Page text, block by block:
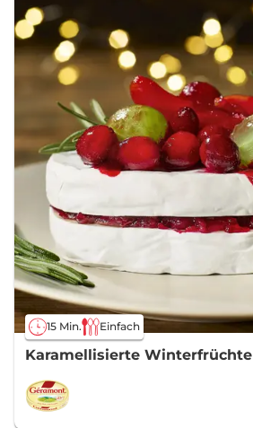
15 Min. Einfach
Karamellisierte Winterfrüchte